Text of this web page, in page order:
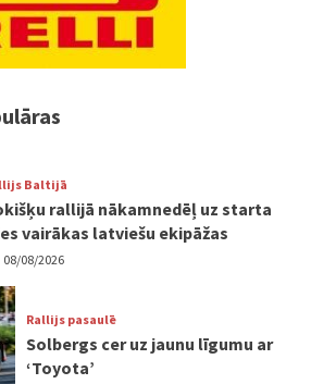
Baltijā
rallijā nākamnedēļ uz starta
vairākas latviešu ekipāžas
08/08/2026
Rallijs pasaulē
Solbergs cer uz jaunu līgumu ar
‘Toyota’